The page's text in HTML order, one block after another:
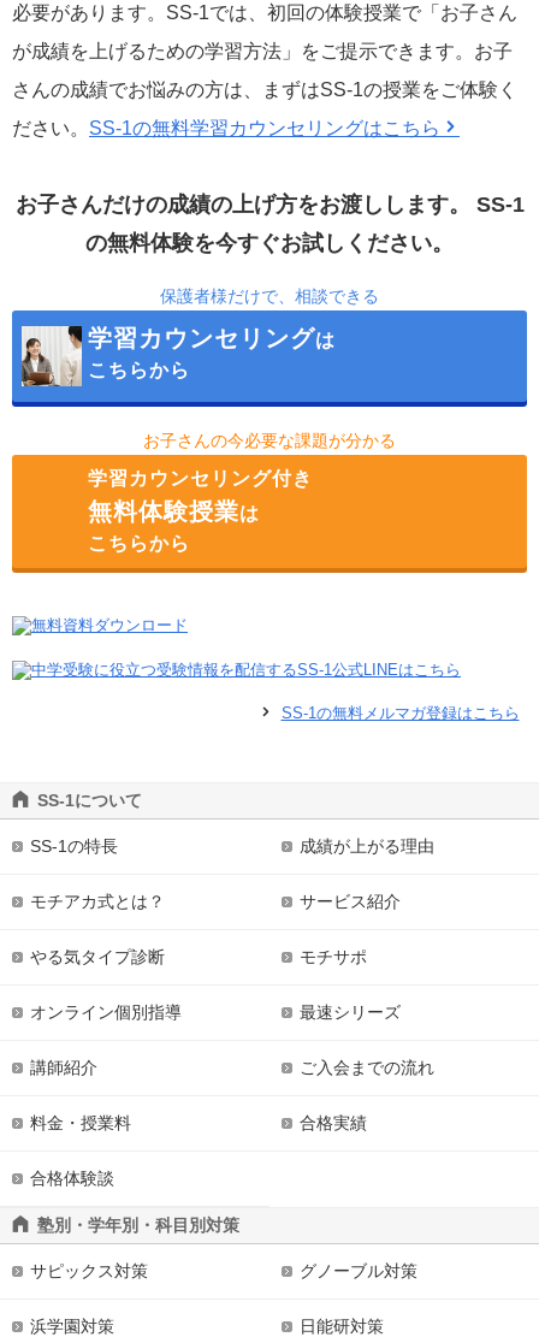
必要があります。SS-1では、初回の体験授業で「お子さん
が成績を上げるための学習方法」をご提示できます。お子
さんの成績でお悩みの方は、まずはSS-1の授業をご体験く
ださい。 SS-1の無料学習カウンセリングはこちら
お子さんだけの成績の上げ方をお渡しします。
SS-1
の無料体験を今すぐお試しください。
保護者様だけで、相談できる
学習カウンセリングは
こちらから
お子さんの今必要な課題が分かる
学習カウンセリング付き
無料体験授業は
こちらから
SS-1の無料メルマガ登録はこちら
SS-1について
SS-1の特長 成績が上がる理由
モチアカ式とは？ サービス紹介
やる気タイプ診断 モチサポ
オンライン個別指導 最速シリーズ
講師紹介 ご入会までの流れ
料金・授業料 合格実績
合格体験談
塾別・学年別・科目別対策
サピックス対策 グノーブル対策
浜学園対策 日能研対策